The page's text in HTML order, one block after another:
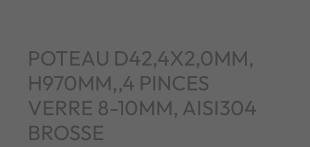
POTEAU D42,4X2,0MM,
H970MM,,4 PINCES
VERRE 8-10MM, AISI304
BROSSE